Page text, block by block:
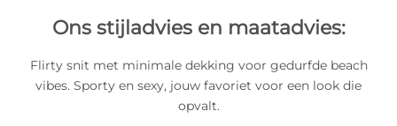
Ons stijladvies en maatadvies:
Flirty snit met minimale dekking voor gedurfde beach
vibes. Sporty en sexy, jouw favoriet voor een look die
opvalt.